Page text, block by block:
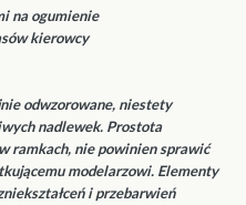
na ogumienie
kierowcy
odwzorowane, niestety
nadlewek. Prostota
ramkach, nie powinien sprawić
modelarzowi. Elementy
i przebarwień